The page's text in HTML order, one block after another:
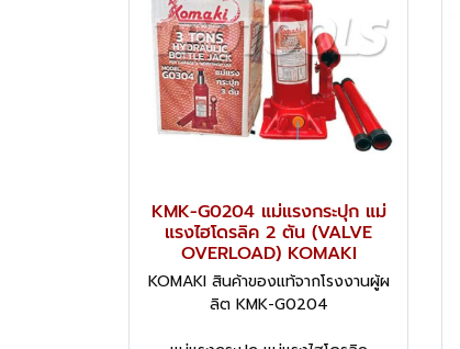
KMK-G0204 แม่แรงกระปุก แม่
แรงไฮโดรลิค 2 ตัน (VALVE
OVERLOAD) KOMAKI
KOMAKI สินค้าของแท้จากโรงงานผู้ผ
ลิต KMK-G0204